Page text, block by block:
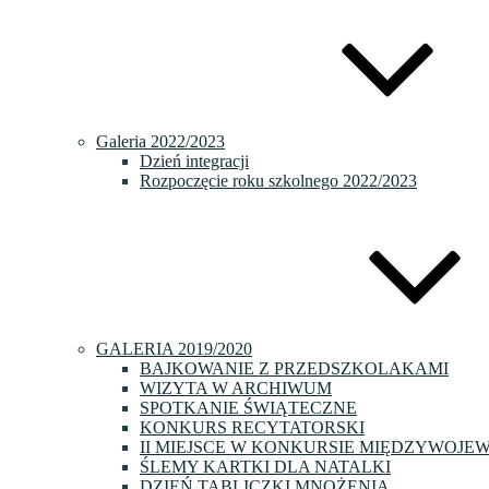
Galeria 2022/2023
Dzień integracji
Rozpoczęcie roku szkolnego 2022/2023
GALERIA 2019/2020
BAJKOWANIE Z PRZEDSZKOLAKAMI
WIZYTA W ARCHIWUM
SPOTKANIE ŚWIĄTECZNE
KONKURS RECYTATORSKI
II MIEJSCE W KONKURSIE
ŚLEMY KARTKI DLA NATALKI